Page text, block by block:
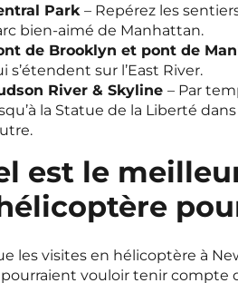
Park – Repérez les
bien-aimé de Manhattan.
de Brooklyn et pont de
s’étendent sur l’East River.
River & Skyline – Par
la Statue de la Liberté
est le
les visites en hélicoptère à
vouloir tenir compte